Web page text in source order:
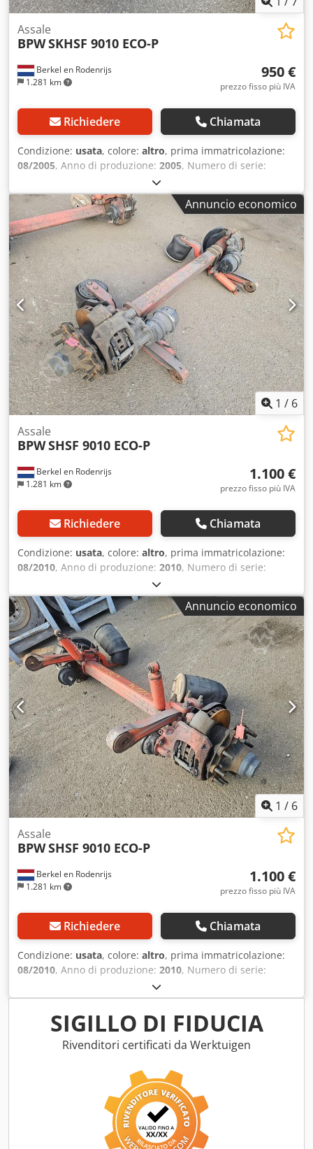
Berkel en Rodenrijs
1.281 km
Assale
BPWSKHSF 9010 ECO-P
950 €
prezzo fisso più IVA
Richiedere Chiamata
Condizione: usata, colore: altro, prima immatricolazione:
08/2005, Anno di produzione: 2005, Numero di serie:
nessun modello Crodpjzrr Sgofx Adysf Abbiamo a stock
oltre 100 assali. Vi preghiamo di contattarci se non trovate
ciò che cercate.
Annuncio economico
1 / 6
Berkel en Rodenrijs
1.281 km
Assale
BPWSHSF 9010 ECO-P
1.100 €
prezzo fisso più IVA
Richiedere Chiamata
Condizione: usata, colore: altro, prima immatricolazione:
08/2010, Anno di produzione: 2010, Numero di serie:
nessun modello Abbiamo a stock oltre 100 assali. Vi
preghiamo di contattarci se non trovate ciò che cercate.
Codpfxjzrr Rvj Adyjrf
Annuncio economico
1 / 6
Berkel en Rodenrijs
1.281 km
Assale
BPWSHSF 9010 ECO-P
1.100 €
prezzo fisso più IVA
Richiedere Chiamata
Condizione: usata, colore: altro, prima immatricolazione:
08/2010, Anno di produzione: 2010, Numero di serie:
nessun modello Crsdpezrr Ihofx Adysf Abbiamo a stock
oltre 100 assali. Vi preghiamo di contattarci se non trovate
ciò che cercate.
SIGILLO DI FIDUCIA
Rivenditori certificati da Werktuigen